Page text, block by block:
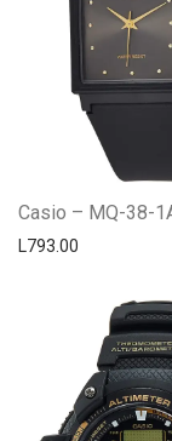
Casio – MQ-38-
L793.00